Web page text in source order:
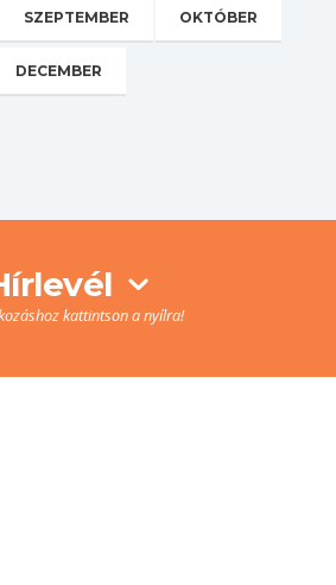
SZEPTEMBER OKTÓBER
DECEMBER
kattintson a nyílra!